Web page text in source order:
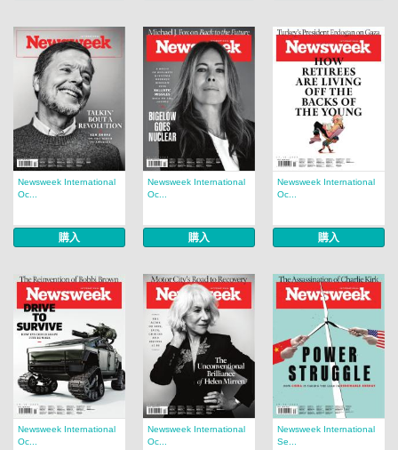
Newsweek International
Oc...
購入
Newsweek International
Oc...
購入
Newsweek International
Oc...
購入
Newsweek International
Oc...
Newsweek International
Oc...
Newsweek International
Se...